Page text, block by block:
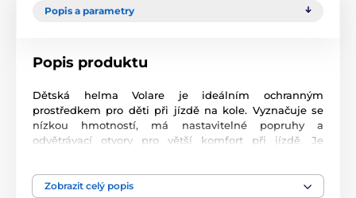
Popis a parametry
Popis produktu
Dětská helma Volare je ideálním ochranným
prostředkem pro děti při jízdě na kole. Vyznačuje se
nízkou hmotností, má nastavitelné popruhy a
odvětrávací otvory pro větší komfort při jízdě. Je
normou TUV/GS.
Zobrazit celý popis